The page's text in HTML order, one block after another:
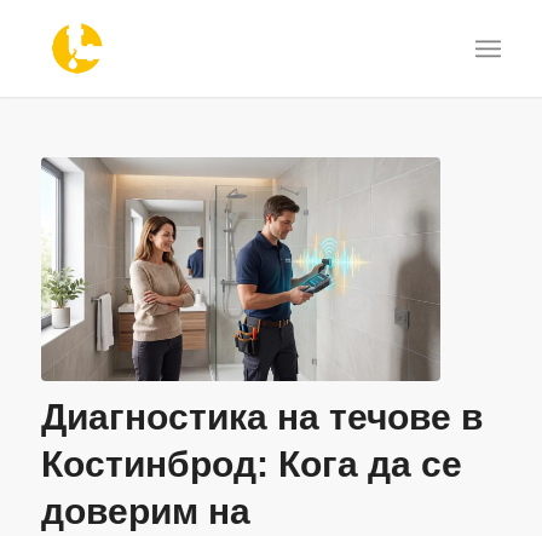
Диагностика на течове в
Костинброд: Кога да се
доверим на